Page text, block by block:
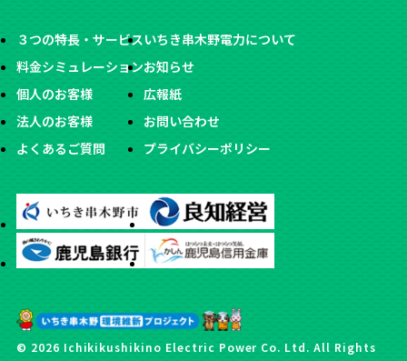
３つの特長・サービス
料金シミュレーション
個人のお客様
法人のお客様
よくあるご質問
いちき串木野電力について
お知らせ
広報紙
お問い合わせ
プライバシーポリシー
© 2026 Ichikikushikino Electric Power Co. Ltd. All Rights